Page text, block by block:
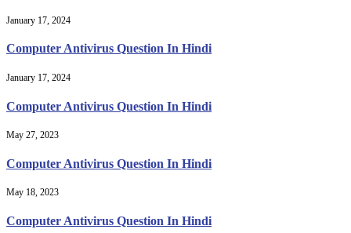
January 17, 2024
Computer Antivirus Question In Hindi
January 17, 2024
Computer Antivirus Question In Hindi
May 27, 2023
Computer Antivirus Question In Hindi
May 18, 2023
Computer Antivirus Question In Hindi